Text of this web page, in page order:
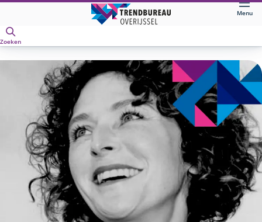
hoofdinhoud
Menu
Zoeken